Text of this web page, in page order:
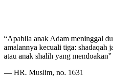
“Apabila anak Adam meninggal
amalannya kecuali tiga: shadaqah
atau anak shalih yang mendoakan”
— HR. Muslim, no. 1631